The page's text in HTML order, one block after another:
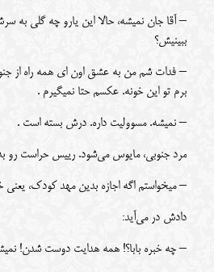
– آقا جان نمیشه، حالا این یارو چه گلی به
ببینیش؟
برم تو این خونه. عکسم حتا نمیگیرم .
– نمیشه. مسوولیت داره. درش بسته است .
مرد جنوبی، مایوس می‌شود. رییس حراست رو
– میخواستم اگه اجازه بدین مهد کودک، یعنی
دادش در می‌آید:
– چه خبره بابا؟! همه هدایت دوست شدن!